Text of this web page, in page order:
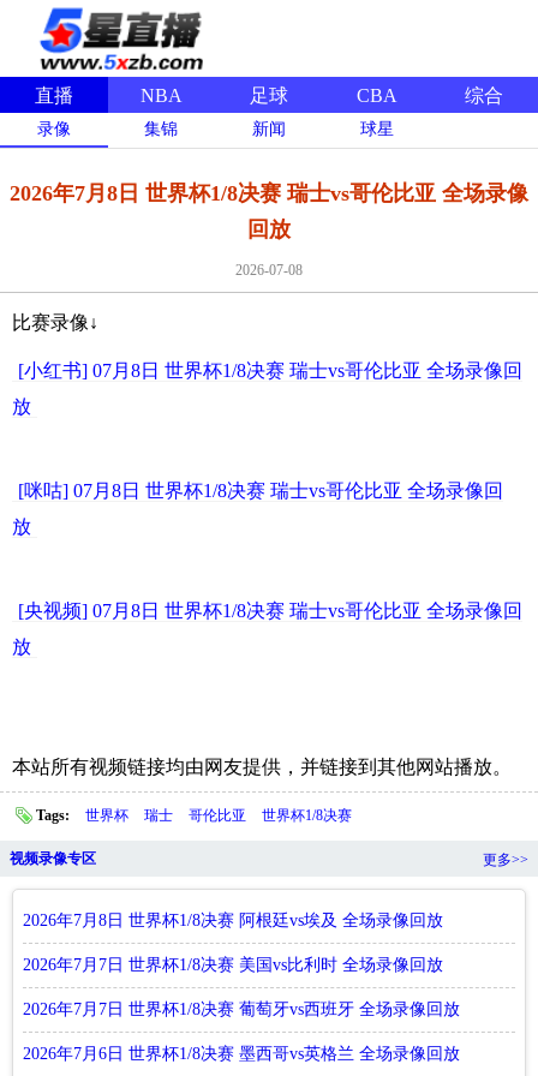
直播 NBA 足球 CBA 综合
录像 集锦 新闻 球星
2026年7月8日 世界杯1/8决赛 瑞士vs哥伦比亚 全场录像
回放
2026-07-08
比赛录像↓
[小红书] 07月8日 世界杯1/8决赛 瑞士vs哥伦比亚 全场录像回
放
[咪咕] 07月8日 世界杯1/8决赛 瑞士vs哥伦比亚 全场录像回
放
[央视频] 07月8日 世界杯1/8决赛 瑞士vs哥伦比亚 全场录像回
放
本站所有视频链接均由网友提供，并链接到其他网站播放。
Tags: 世界杯 瑞士 哥伦比亚 世界杯1/8决赛
视频录像专区 更多>>
2026年7月8日 世界杯1/8决赛 阿根廷vs埃及 全场录像回放
2026年7月7日 世界杯1/8决赛 美国vs比利时 全场录像回放
2026年7月7日 世界杯1/8决赛 葡萄牙vs西班牙 全场录像回放
2026年7月6日 世界杯1/8决赛 墨西哥vs英格兰 全场录像回放